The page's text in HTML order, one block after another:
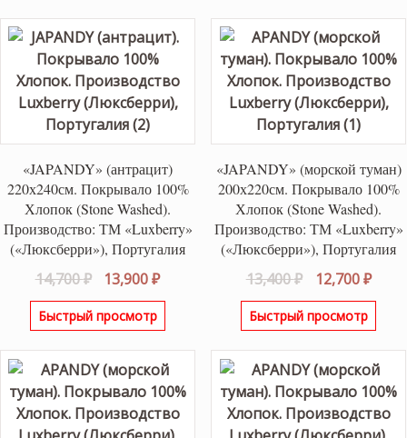
«JAPANDY» (антрацит)
220х240см. Покрывало 100%
Хлопок (Stone Washed).
Производство: ТМ «Luxberry»
(«Люксберри»), Португалия
14,700₽
Первоначальная
цена
составляла
13,900₽Текущая
цена:
Быстрый просмотр
«JAPANDY» (морской туман)
200х220см. Покрывало 100%
Хлопок (Stone Washed).
Производство: ТМ «Luxberry»
(«Люксберри»), Португалия
13,400₽
цена
составляла
12,700₽
Быстрый просмотр